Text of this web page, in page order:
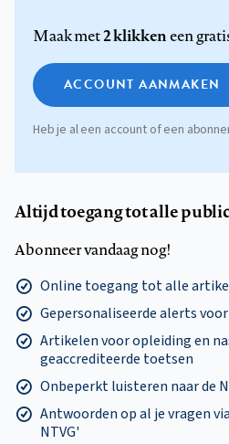
Maak met2 klikkeneen
ACCOUNT AANMAKEN
Heb je al een account of een
Altijd toegang tot alle
Abonneer vandaag nog!
Online toegang tot alle
Gepersonaliseerde alerts
Artikelen voor opleiding en
geaccrediteerde toetsen
Onbeperkt luisteren naar de
Antwoorden op al je vragen
NTVG'